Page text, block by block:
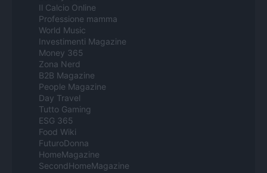
Il Calcio Online
Professione mamma
World Music
Investimenti Magazine
Money 365
Zona Nerd
B2B Magazine
People Magazine
Day Travel
Tutto Gaming
ESG 365
Food Wiki
FuturoDonna
HomeMagazine
SecondHomeMagazine